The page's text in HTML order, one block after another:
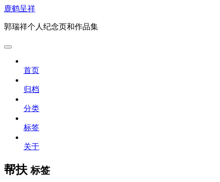
鹿鹤呈祥
郭瑞祥个人纪念页和作品集
首页
归档
分类
标签
关于
帮扶标签